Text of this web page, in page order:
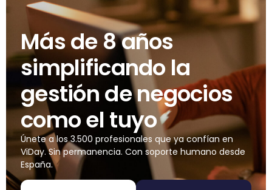
Más de 8 años
simplificando la
gestión de negocios
como el tuyo
Únete a los 3.500 profesionales que ya confían en
ViDay. Sin permanencia. Con soporte humano desde
España.